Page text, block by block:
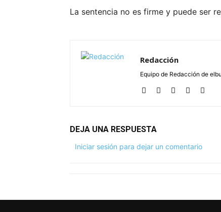
La sentencia no es firme y puede ser
Redacción
Equipo de Redacción de
DEJA UNA RESPUESTA
Iniciar sesión para dejar un comentario